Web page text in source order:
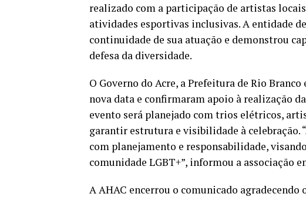
realizado com a participação de artistas
atividades esportivas inclusivas. A entidade
continuidade de sua atuação e demonstrou
defesa da diversidade.
O Governo do Acre, a Prefeitura de Rio
nova data e confirmaram apoio à realização
evento será planejado com trios elétricos,
garantir estrutura e visibilidade à celebração.
com planejamento e responsabilidade,
comunidade LGBT+”, informou a associação
A AHAC encerrou o comunicado